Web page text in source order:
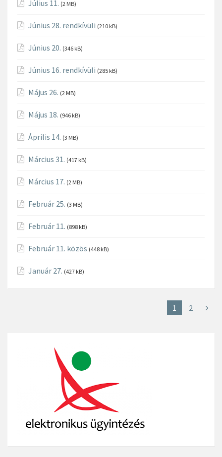
Július 11. (2 MB)
Június 28. rendkívüli (210 kB)
Június 20. (346 kB)
Június 16. rendkívüli (285 kB)
Május 26. (2 MB)
Május 18. (946 kB)
Április 14. (3 MB)
Március 31. (417 kB)
Március 17. (2 MB)
Február 25. (3 MB)
Február 11. (898 kB)
Február 11. közös (448 kB)
Január 27. (427 kB)
1 2